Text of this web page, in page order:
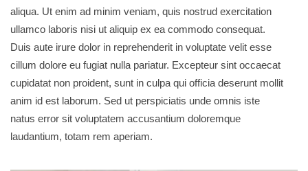
aliqua. Ut enim ad minim veniam, quis nostrud exercitation
ullamco laboris nisi ut aliquip ex ea commodo consequat.
Duis aute irure dolor in reprehenderit in voluptate velit esse
cillum dolore eu fugiat nulla pariatur. Excepteur sint occaecat
cupidatat non proident, sunt in culpa qui officia deserunt mollit
anim id est laborum. Sed ut perspiciatis unde omnis iste
natus error sit voluptatem accusantium doloremque
laudantium, totam rem aperiam.